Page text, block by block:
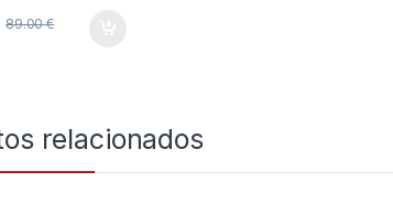
89.00€
relacionados